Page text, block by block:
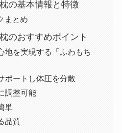
の基本情報と特徴
まとめ
のおすすめポイント
地を実現する「ふわもち
ポートし体圧を分散
調整可能
単
品質